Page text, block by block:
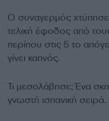
Ο συναγερμός
τελική έφοδος από
περίπου στις 5 το
γίνει καπνός.
Τι μεσολάβησε; Ένα
γνωστή ισπανική σειρά.